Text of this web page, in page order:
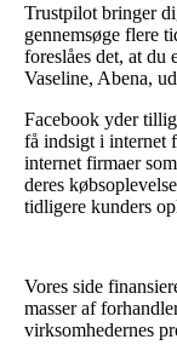
Trustpilot bringer
gennemsøge flere
foreslåes det, at du
Vaseline, Abena,
Facebook yder
få indsigt i internet
internet firmaer
deres
tidligere kunders
Vores side
masser af
virksomhedernes